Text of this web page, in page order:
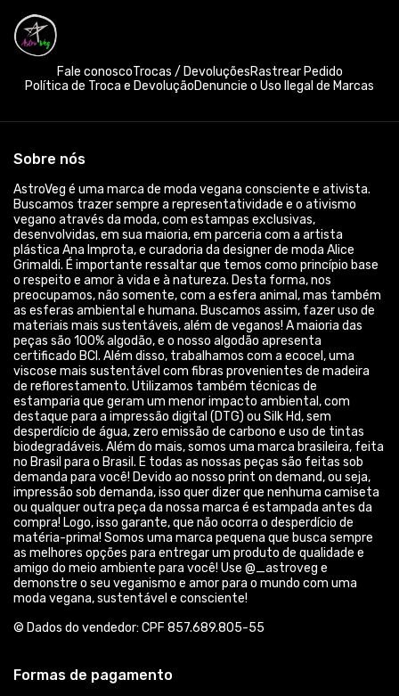
Fale conoscoTrocas / DevoluçõesRastrear Pedido
Política de Troca e DevoluçãoDenuncie o Uso Ilegal de Marcas
Sobre nós
AstroVeg é uma marca de moda vegana consciente e ativista.
Buscamos trazer sempre a representatividade e o ativismo
vegano através da moda, com estampas exclusivas,
desenvolvidas, em sua maioria, em parceria com a artista
plástica Ana Improta, e curadoria da designer de moda Alice
Grimaldi. É importante ressaltar que temos como princípio base
o respeito e amor à vida e à natureza. Desta forma, nos
preocupamos, não somente, com a esfera animal, mas também
as esferas ambiental e humana. Buscamos assim, fazer uso de
materiais mais sustentáveis, além de veganos! A maioria das
peças são 100% algodão, e o nosso algodão apresenta
certificado BCI. Além disso, trabalhamos com a ecocel, uma
viscose mais sustentável com fibras provenientes de madeira
de reflorestamento. Utilizamos também técnicas de
estamparia que geram um menor impacto ambiental, com
destaque para a impressão digital (DTG) ou Silk Hd, sem
desperdício de água, zero emissão de carbono e uso de tintas
biodegradáveis. Além do mais, somos uma marca brasileira, feita
no Brasil para o Brasil. E todas as nossas peças são feitas sob
demanda para você! Devido ao nosso print on demand, ou seja,
impressão sob demanda, isso quer dizer que nenhuma camiseta
ou qualquer outra peça da nossa marca é estampada antes da
compra! Logo, isso garante, que não ocorra o desperdício de
matéria-prima! Somos uma marca pequena que busca sempre
as melhores opções para entregar um produto de qualidade e
amigo do meio ambiente para você! Use @_astroveg e
demonstre o seu veganismo e amor para o mundo com uma
moda vegana, sustentável e consciente!
© Dados do vendedor: CPF 857.689.805-55
Formas de pagamento